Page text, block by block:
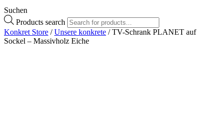
Suchen
Products search
Konkret Store /Unsere konkrete / TV-Schrank PLANET auf
Sockel – Massivholz Eiche